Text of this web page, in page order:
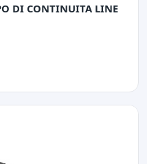
DI CONTINUITA LINE